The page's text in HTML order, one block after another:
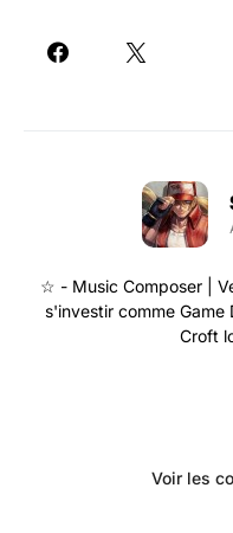
☆ - Music Composer |
s'investir comme Game
Croft
Voir les